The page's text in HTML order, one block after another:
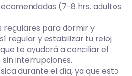
(7-8 hrs. adultos
regulares para dormir y
regular y estabilizar tu reloj
te ayudará a conciliar el
interrupciones.
durante el día, ya que esto